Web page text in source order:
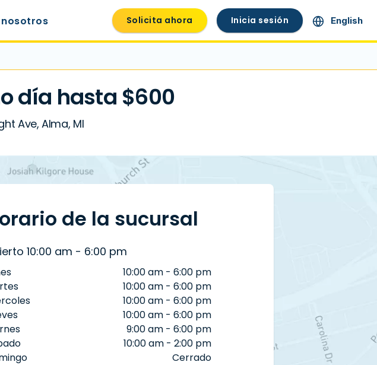
nosotros Solicita ahora Inicia sesión English
día hasta $600
Ave, Alma, MI
de la sucursal
10:00 am - 6:00 pm
10:00 am - 6:00 pm
10:00 am - 6:00 pm
10:00 am - 6:00 pm
10:00 am - 6:00 pm
9:00 am - 6:00 pm
10:00 am - 2:00 pm
Cerrado